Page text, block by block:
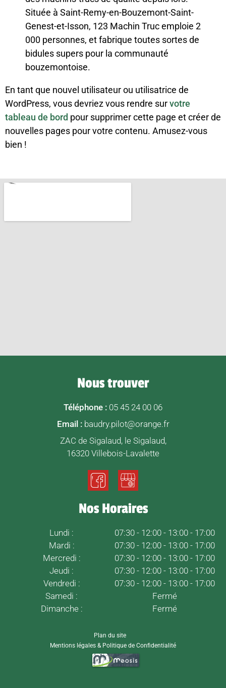
Située à Saint-Remy-en-Bouzemont-Saint-
Genest-et-Isson, 123 Machin Truc emploie 2
000 personnes, et fabrique toutes sortes de
bidules supers pour la communauté
bouzemontoise.
En tant que nouvel utilisateur ou utilisatrice de
WordPress, vous devriez vous rendre survotre
tableau de bord pour supprimer cette page et créer de
nouvelles pages pour votre contenu. Amusez-vous
bien !
Nous trouver
Téléphone : 05 45 24 00 06
Email : baudry.pilot@orange.fr
ZAC de Sigalaud, le Sigalaud,
16320 Villebois-Lavalette
Nos Horaires
Lundi :
Mardi :
Mercredi :
Jeudi :
Vendredi :
Samedi :
Dimanche :
07:30 - 12:00 - 13:00 - 17:00
07:30 - 12:00 - 13:00 - 17:00
07:30 - 12:00 - 13:00 - 17:00
07:30 - 12:00 - 13:00 - 17:00
07:30 - 12:00 - 13:00 - 17:00
Fermé
Fermé
Plan du site
Mentions légales & Politique de Confidentialité